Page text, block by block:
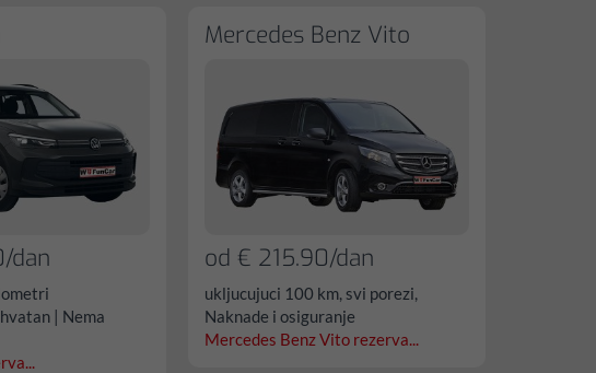
dan
| Nema
Mercedes Benz Vito
od € 215.90/dan
ukljucujuci 100 km, svi porezi,
Naknade i osiguranje
Mercedes Benz Vito rezerva...